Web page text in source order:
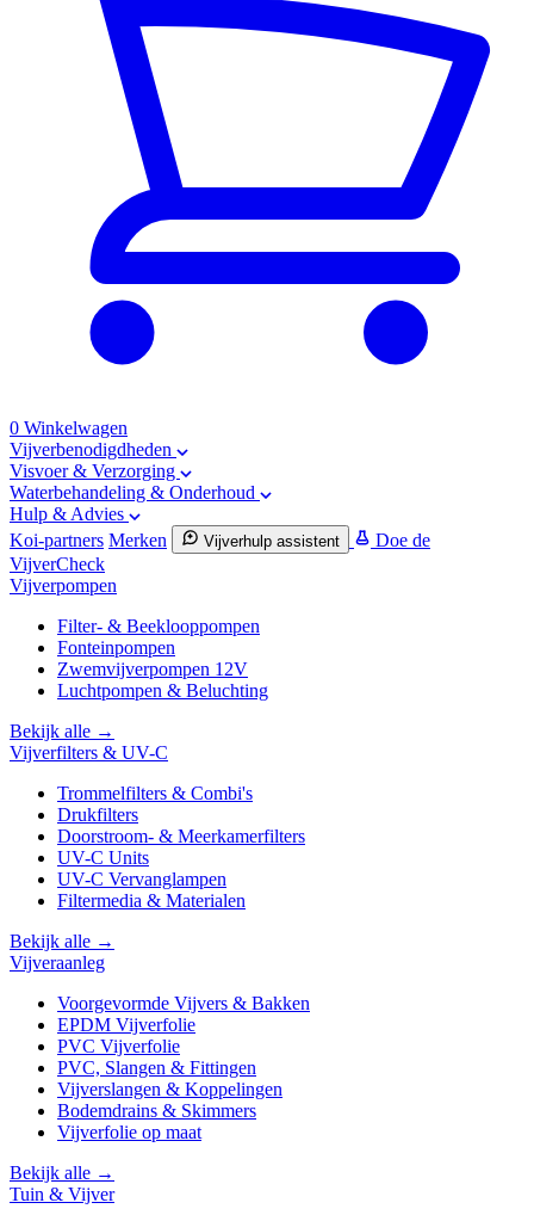
0 Winkelwagen
Vijverbenodigdheden
Visvoer & Verzorging
Waterbehandeling & Onderhoud
Hulp & Advies
Koi-partners Merken Vijverhulp assistent
Doe de
VijverCheck
Vijverpompen
Filter- & Beeklooppompen
Fonteinpompen
Zwemvijverpompen 12V
Luchtpompen & Beluchting
Bekijk alle →
Vijverfilters & UV-C
Trommelfilters & Combi's
Drukfilters
Doorstroom- & Meerkamerfilters
UV-C Units
UV-C Vervanglampen
Filtermedia & Materialen
Bekijk alle →
Vijveraanleg
Voorgevormde Vijvers & Bakken
EPDM Vijverfolie
PVC Vijverfolie
PVC, Slangen & Fittingen
Vijverslangen & Koppelingen
Bodemdrains & Skimmers
Vijverfolie op maat
Bekijk alle →
Tuin & Vijver